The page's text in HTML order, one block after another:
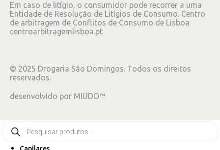
Em caso de litígio, o consumidor pode recorrer a uma
Entidade de Resolução de Litígios de Consumo. Centro
de arbitragem de Conflitos de Consumo de Lisboa
centroarbitragemlisboa.pt
© 2025 Drogaria São Domingos. Todos os direitos
reservados.
desenvolvido por MIUDO™